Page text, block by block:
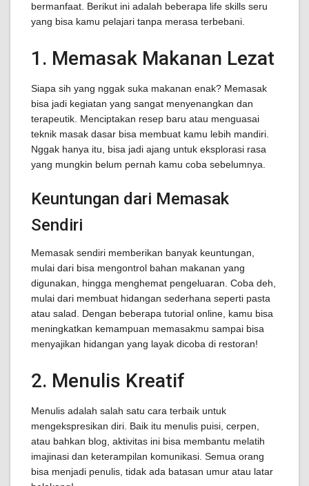
bermanfaat. Berikut ini adalah beberapa life skills seru
yang bisa kamu pelajari tanpa merasa terbebani.
1. Memasak Makanan Lezat
Siapa sih yang nggak suka makanan enak? Memasak
bisa jadi kegiatan yang sangat menyenangkan dan
terapeutik. Menciptakan resep baru atau menguasai
teknik masak dasar bisa membuat kamu lebih mandiri.
Nggak hanya itu, bisa jadi ajang untuk eksplorasi rasa
yang mungkin belum pernah kamu coba sebelumnya.
Keuntungan dari Memasak
Sendiri
Memasak sendiri memberikan banyak keuntungan,
mulai dari bisa mengontrol bahan makanan yang
digunakan, hingga menghemat pengeluaran. Coba deh,
mulai dari membuat hidangan sederhana seperti pasta
atau salad. Dengan beberapa tutorial online, kamu bisa
meningkatkan kemampuan memasakmu sampai bisa
menyajikan hidangan yang layak dicoba di restoran!
2. Menulis Kreatif
Menulis adalah salah satu cara terbaik untuk
mengekspresikan diri. Baik itu menulis puisi, cerpen,
atau bahkan blog, aktivitas ini bisa membantu melatih
imajinasi dan keterampilan komunikasi. Semua orang
bisa menjadi penulis, tidak ada batasan umur atau latar